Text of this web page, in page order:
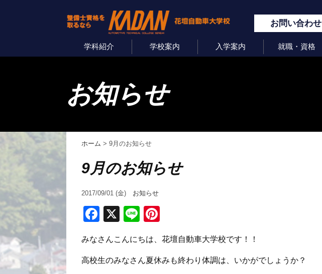
お問い合わせ
学科紹介 学校案内 入学案内 就職・資格
お知らせ
ホーム > 9月のお知らせ
9月のお知らせ
2017/09/01 (金) お知らせ
Facebook
X Line
みなさんこんにちは、花壇自動車大学校です！！
高校生のみなさん夏休みも終わり体調は、いかがでしょうか？